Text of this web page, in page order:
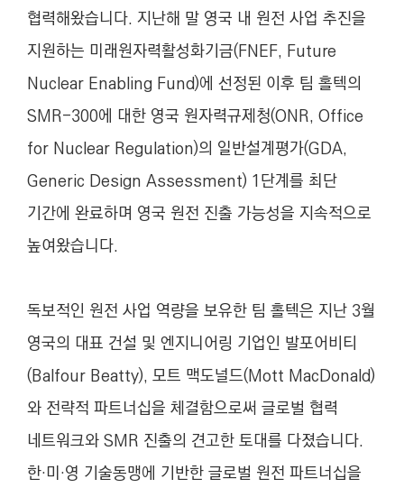
협력해왔습니다. 지난해 말 영국 내 원전 사업 추진을
지원하는 미래원자력활성화기금(FNEF, Future
Nuclear Enabling Fund)에 선정된 이후 팀 홀텍의
SMR-300에 대한 영국 원자력규제청(ONR, Office
for Nuclear Regulation)의 일반설계평가(GDA,
Generic Design Assessment) 1단계를 최단
기간에 완료하며 영국 원전 진출 가능성을 지속적으로
높여왔습니다.
독보적인 원전 사업 역량을 보유한 팀 홀텍은 지난 3월
영국의 대표 건설 및 엔지니어링 기업인 발포어비티
(Balfour Beatty), 모트 맥도널드(Mott MacDonald)
와 전략적 파트너십을 체결함으로써 글로벌 협력
네트워크와 SMR 진출의 견고한 토대를 다졌습니다.
한·미·영 기술동맹에 기반한 글로벌 원전 파트너십을